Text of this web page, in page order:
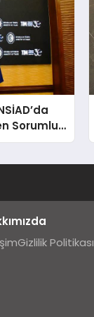
Sorumlu
Oldu
Gizlilik Politikası